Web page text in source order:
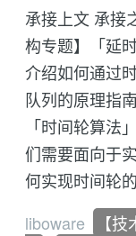
承接上文 承接
构专题】「延
介绍如何通过
队列的原理指
「时间轮算法
们需要面向于
何实现时间轮
liboware
【